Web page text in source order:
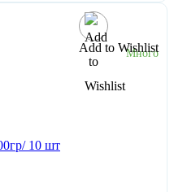
Add to Wishlist
Много
10 шт